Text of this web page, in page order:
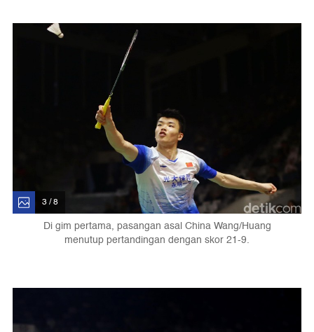
3 / 8
Di gim pertama, pasangan asal China Wang/Huang
menutup pertandingan dengan skor 21-9.